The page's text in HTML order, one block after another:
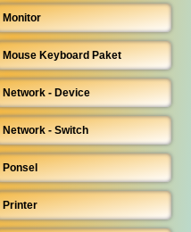
Monitor
Mouse Keyboard Paket
Network - Device
Network - Switch
Ponsel
Printer